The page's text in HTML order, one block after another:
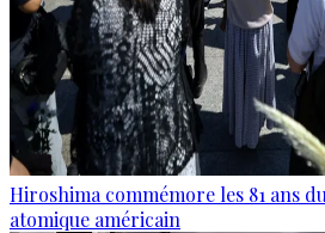
Hiroshima commémore les 81 ans
atomique américain